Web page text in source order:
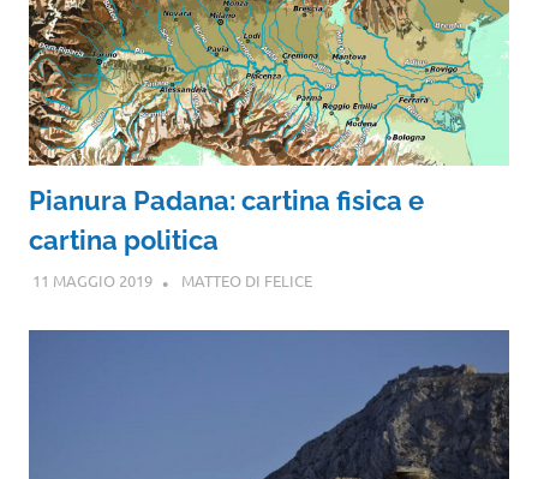
Pianura Padana: cartina fisica e
cartina politica
11 MAGGIO 2019 MATTEO DI FELICE